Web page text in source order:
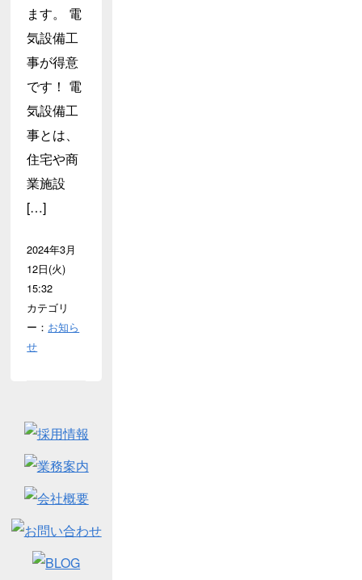
ます。 電
気設備工
事が得意
です！ 電
気設備工
事とは、
住宅や商
業施設
[…]
2024年3月
12日(火)
15:32
カテゴリ
ー： お知ら
せ